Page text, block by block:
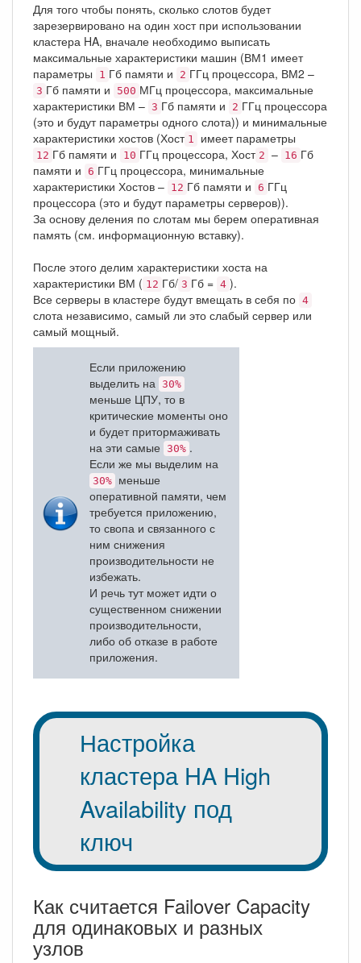
Для того чтобы понять, сколько слотов будет
зарезервировано на один хост при использовании
кластера HA, вначале необходимо выписать
максимальные характеристики машин (ВМ1 имеет
параметры
1 Гб памяти и 2 ГГц процессора, ВМ2 –
3 Гб памяти и 500 МГц процессора, максимальные
характеристики ВМ – 3 Гб памяти и 2 ГГц процессора
(это и будут параметры одного слота)) и минимальные
характеристики хостов (Хост 1 имеет параметры
12 Гб памяти и 10 ГГц процессора, Хост 2 – 16 Гб
памяти и 6 ГГц процессора, минимальные
характеристики Хостов – 12 Гб памяти и 6 ГГц
процессора (это и будут параметры серверов)).
За основу деления по слотам мы берем оперативная
память (см. информационную вставку).
После этого делим характеристики хоста на
характеристики ВМ ( 12 Гб/ 3 Гб = 4 ).
Все серверы в кластере будут вмещать в себя по 4
слота независимо, самый ли это слабый сервер или
самый мощный.
Если приложению
выделить на 30%
меньше ЦПУ, то в
критические моменты оно
и будет притормаживать
на эти самые 30% .
Если же мы выделим на
30% меньше
оперативной памяти, чем
требуется приложению,
то свопа и связанного с
ним снижения
производительности не
избежать.
И речь тут может идти о
существенном снижении
производительности,
либо об отказе в работе
приложения.
Настройка
кластера HA High
Availability под
ключ
Как считается Failover Capacity
для одинаковых и разных
узлов